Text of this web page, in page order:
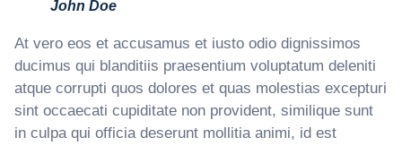
John Doe
At vero eos et accusamus et iusto odio dignissimos
ducimus qui blanditiis praesentium voluptatum deleniti
atque corrupti quos dolores et quas molestias excepturi
sint occaecati cupiditate non provident, similique sunt
in culpa qui officia deserunt mollitia animi, id est